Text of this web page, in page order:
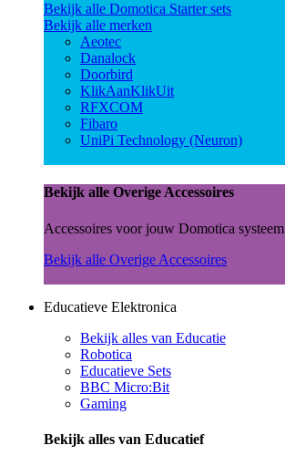
Bekijk alle Domotica Starter sets
Bekijk alle merken
Aeotec
Danalock
Doorbird
KlikAanKlikUit
RFXCOM
Fibaro
UniPi Technology (Neuron)
Bekijk alle Overige Accessoires
Accessoires voor jouw Domotica systeem
Bekijk alle Overige Accessoires
Educatieve Elektronica
Bekijk alles van Educatie
Robotica
Educatieve Sets
BBC Micro:Bit
Gaming
Bekijk alles van Educatief